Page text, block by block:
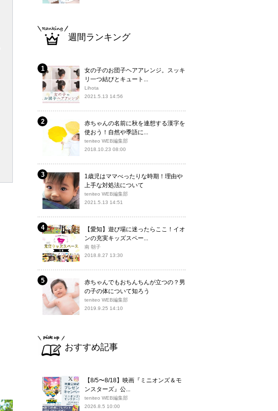
週間ランキング
女の子のお団子ヘアアレンジ。スッキ
リ一つ結びとキュート...
Lihota
2021.5.13 14:56
赤ちゃんの名前に秋を連想する漢字を
使おう！自然や季語に...
teniteo WEB編集部
2018.10.23 08:00
1歳児はママべったりな時期！理由や
上手な対処法について
teniteo WEB編集部
2021.5.13 14:51
【愛知】遊び場に迷ったらここ！イオ
ンの充実キッズスペー...
南 朝子
2018.8.27 13:30
赤ちゃんでもおちんちんが立つの？男
の子の体について知ろう
teniteo WEB編集部
2019.9.25 14:10
おすすめ記事
【8/5〜8/18】映画『ミニオンズ＆モ
ンスターズ』公...
teniteo WEB編集部
2026.8.5 10:00